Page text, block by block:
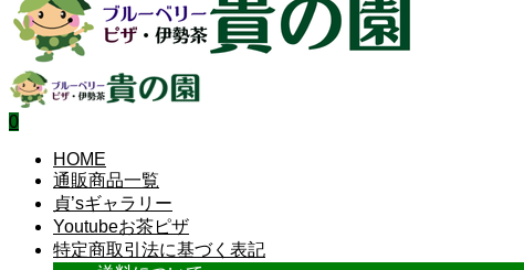
0
HOME
通販商品一覧
貞’sギャラリー
Youtubeお茶ピザ
特定商取引法に基づく表記